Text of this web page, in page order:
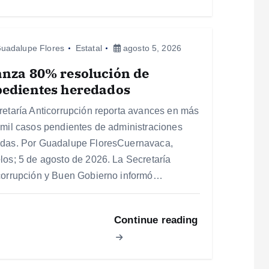
Flores Estatal agosto 5, 2026
80% resolución de
heredados
Anticorrupción reporta avances en más
casos pendientes de administraciones
Por Guadalupe FloresCuernavaca,
5 de agosto de 2026. La Secretaría
y Buen Gobierno informó…
Continue reading